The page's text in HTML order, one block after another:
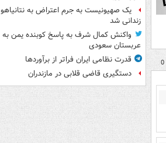
یک صهیونیست به جرم اعتراض به نتانیاهو
زندانی شد
واکنش کمال شرف به پاسخ کوبنده یمن به
عربستان سعودی
قدرت نظامی ایران فراتر از برآوردها
دستگیری قاضی قلابی در مازندران